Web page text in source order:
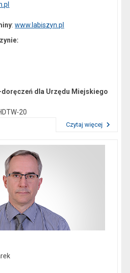
:www.labiszyn.pl
dla Urzędu Miejskiego
20
Czytaj więcej